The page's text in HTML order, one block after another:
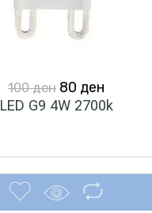
100ден Original
price
100 ден.
80 ден
price
80 ден.
LED G9 4W 2700k